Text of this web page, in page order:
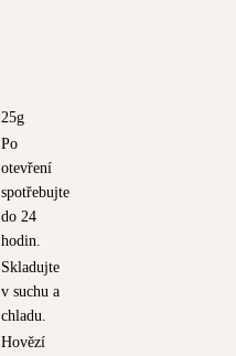
25g
Po
otevření
spotřebujte
do 24
hodin.
Skladujte
v suchu a
chladu.
Hovězí